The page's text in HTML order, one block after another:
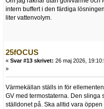
intern buffert i den färdiga
liter vattenvolym.
25fOCUS
« Svar #13 skrivet: 26 maj 2026,
»
Värmekällan ställs in för
GV med termostaterna. Den slinga
ställdonet på. Ska alltid vara